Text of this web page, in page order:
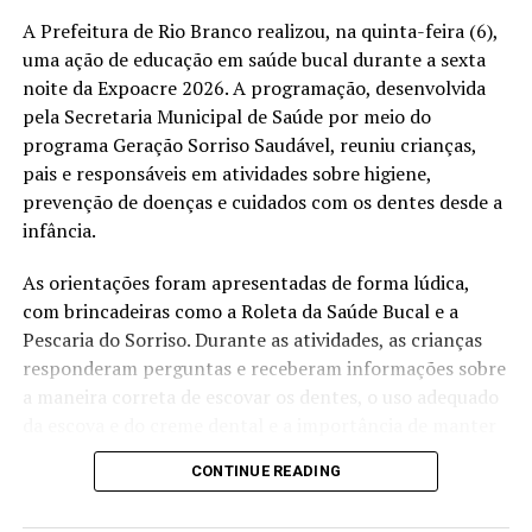
A Prefeitura de Rio Branco realizou, na quinta-feira (6),
uma ação de educação em saúde bucal durante a sexta
noite da Expoacre 2026. A programação, desenvolvida
pela Secretaria Municipal de Saúde por meio do
programa Geração Sorriso Saudável, reuniu crianças,
pais e responsáveis em atividades sobre higiene,
prevenção de doenças e cuidados com os dentes desde a
infância.
As orientações foram apresentadas de forma lúdica,
com brincadeiras como a Roleta da Saúde Bucal e a
Pescaria do Sorriso. Durante as atividades, as crianças
responderam perguntas e receberam informações sobre
a maneira correta de escovar os dentes, o uso adequado
uma rotina de higiene bucal.
CONTINUE READING